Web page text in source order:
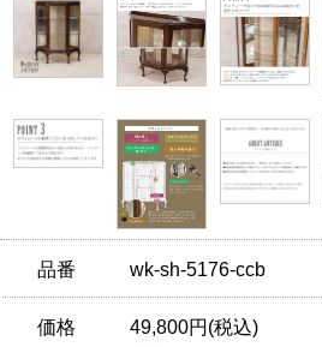
品番 wk-sh-5176-ccb
価格 49,800円(税込)